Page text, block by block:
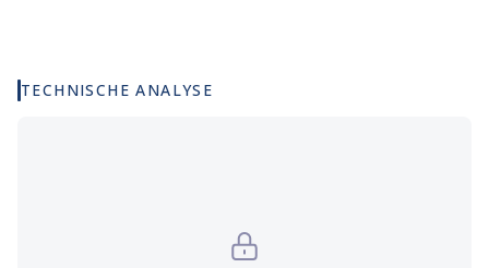
TECHNISCHE ANALYSE